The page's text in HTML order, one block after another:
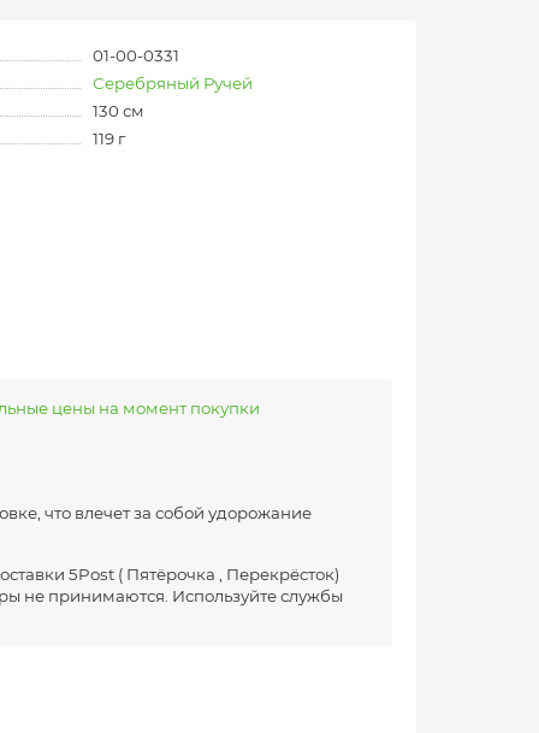
01-00-0331
Серебряный Ручей
130 см
119 г
цены на момент покупки
что влечет за собой удорожание
5Post ( Пятёрочка , Перекрёсток)
не принимаются. Используйте службы